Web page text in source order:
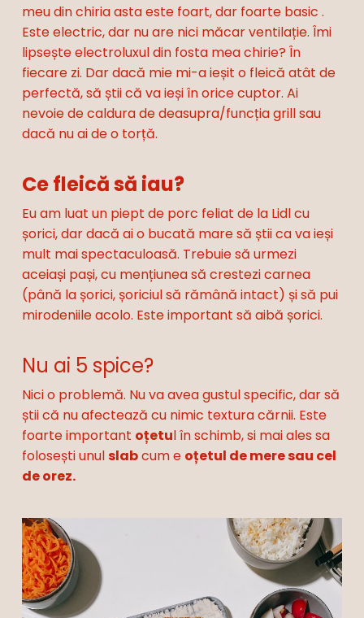
meu din chiria asta este foart, dar foarte basic .
Este electric, dar nu are nici măcar ventilație. Îmi
lipsește electroluxul din fosta mea chirie? În
fiecare zi. Dar dacă mie mi-a ieșit o fleică atât de
perfectă, să știi că va ieși în orice cuptor. Ai
nevoie de caldura de deasupra/funcția grill sau
dacă nu ai de o torță.
Ce fleică să iau?
Eu am luat un piept de porc feliat de la Lidl cu
șorici, dar dacă ai o bucată mare să știi ca va ieși
mult mai spectaculoasă. Trebuie să urmezi
aceiași pași, cu mențiunea să crestezi carnea
(până la șorici, șoriciul să rămână intact) și să pui
mirodeniile acolo. Este important să aibă șorici.
Nu ai 5 spice?
Nici o problemă. Nu va avea gustul specific, dar să
știi că nu afectează cu nimic textura cărnii. Este
foarte important oțetul în schimb, si mai ales sa
folosești unulslabcum e oțetul de mere sau cel
de orez.